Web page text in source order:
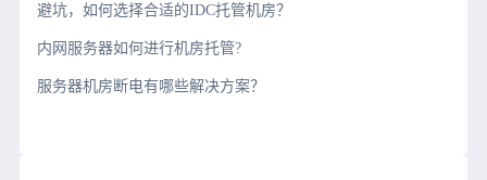
避坑，如何选择合适的IDC托管机房？
内网服务器如何进行机房托管?
服务器机房断电有哪些解决方案？